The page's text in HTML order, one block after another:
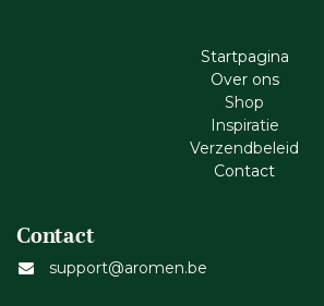
Startpagina
Ove​r​ ons
Shop
Inspiratie
Verzendbeleid
Cont​act
Contact
support@aromen.be